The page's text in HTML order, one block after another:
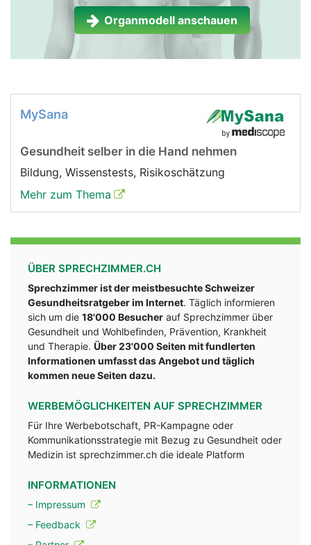
Organmodell anschauen
MySana
Gesundheit selber in die Hand nehmen
Bildung, Wissenstests, Risikoschätzung
Mehr zum Thema
ÜBER SPRECHZIMMER.CH
Sprechzimmer ist der meistbesuchte Schweizer
Gesundheitsratgeber im Internet. Täglich informieren
sich um die 18'000 Besucher auf Sprechzimmer über
Gesundheit und Wohlbefinden, Prävention, Krankheit
und Therapie. Über 23'000 Seiten mit fundlerten
Informationen umfasst das Angebot und täglich
kommen neue Seiten dazu.
WERBEMÖGLICHKEITEN AUF SPRECHZIMMER
Für Ihre Werbebotschaft, PR-Kampagne oder
Kommunikationsstrategie mit Bezug zu Gesundheit oder
Medizin ist sprechzimmer.ch die ideale Platform
INFORMATIONEN
– Impressum
– Feedback